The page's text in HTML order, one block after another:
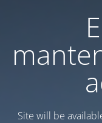
Site will be